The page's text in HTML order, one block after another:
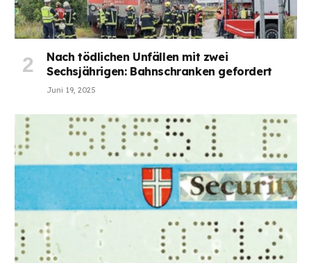
Nach tödlichen Unfällen mit zwei
Sechsjährigen: Bahnschranken gefordert
Juni 19, 2025